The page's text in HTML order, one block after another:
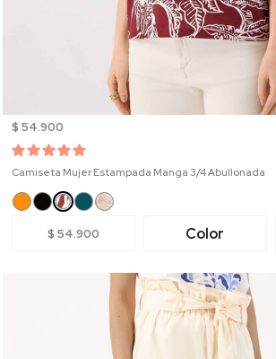
$ 54.900
Camiseta Mujer Estampada Manga 3/4 Abullonada
$ 54.900 Color